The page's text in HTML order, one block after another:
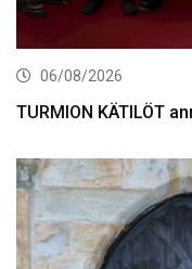
06/08/2026
TURMION KÄTILÖT